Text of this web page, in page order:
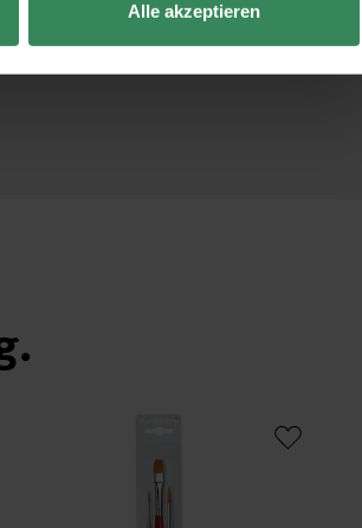
Alle akzeptieren
da Vinci Pinsel-Set Watercolor